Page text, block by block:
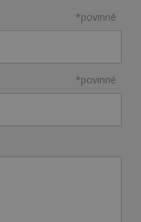
*povinné
*povinné